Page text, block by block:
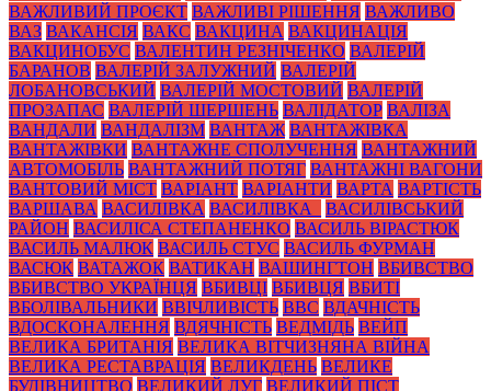
ВАЖЛИВИЙ ПРОЄКТ ВАЖЛИВІ РІШЕННЯ ВАЖЛИВО
ВАЗ ВАКАНСІЯ ВАКС ВАКЦИНА ВАКЦИНАЦІЯ
ВАКЦИНОБУС ВАЛЕНТИН РЕЗНІЧЕНКО ВАЛЕРІЙ
БАРАНОВ ВАЛЕРІЙ ЗАЛУЖНИЙ ВАЛЕРІЙ
ЛОБАНОВСЬКИЙ ВАЛЕРІЙ МОСТОВИЙ ВАЛЕРІЙ
ПРОЗАПАС ВАЛЕРІЙ ШЕРШЕНЬ ВАЛІДАТОР ВАЛІЗА
ВАНДАЛИ ВАНДАЛІЗМ ВАНТАЖ ВАНТАЖІВКА
ВАНТАЖІВКИ ВАНТАЖНЕ СПОЛУЧЕННЯ ВАНТАЖНИЙ
АВТОМОБІЛЬ ВАНТАЖНИЙ ПОТЯГ ВАНТАЖНІ ВАГОНИ
ВАНТОВИЙ МІСТ ВАРІАНТ ВАРІАНТИ ВАРТА ВАРТІСТЬ
ВАРШАВА ВАСИЛІВКА ВАСИЛІВКА_
ВАСИЛІВСЬКИЙ
РАЙОН ВАСИЛІСА СТЕПАНЕНКО ВАСИЛЬ ВІРАСТЮК
ВАСИЛЬ МАЛЮК ВАСИЛЬ СТУС ВАСИЛЬ ФУРМАН
ВАСЮК ВАТАЖОК ВАТИКАН ВАШИНГТОН ВБИВСТВО
ВБИВСТВО УКРАЇНЦЯ ВБИВЦІ ВБИВЦЯ ВБИТІ
ВБОЛІВАЛЬНИКИ ВВІЧЛИВІСТЬ ВВС ВДАЧНІСТЬ
ВДОСКОНАЛЕННЯ ВДЯЧНІСТЬ ВЕДМІДЬ ВЕЙП
ВЕЛИКА БРИТАНІЯ ВЕЛИКА ВІТЧИЗНЯНА ВІЙНА
ВЕЛИКА РЕСТАВРАЦІЯ ВЕЛИКДЕНЬ ВЕЛИКЕ
БУДІВНИЦТВО ВЕЛИКИЙ ЛУГ ВЕЛИКИЙ ПІСТ